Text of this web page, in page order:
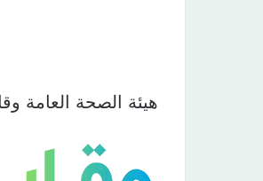
هيئة الصحة العامة